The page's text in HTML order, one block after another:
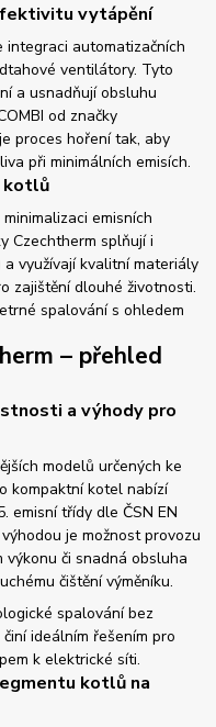
vytápění
automatizačních
ventilátory. Tyto
a usnadňují obsluhu
od značky
proces hoření tak, aby
při minimálních emisích.
kotlů
emisních
Czechtherm splňují i
využívají kvalitní materiály
zajištění dlouhé životnosti.
spalování s ohledem
– přehled
a výhody pro
modelů určených ke
kompaktní kotel nabízí
emisní třídy dle ČSN EN
je možnost provozu
výkonu či snadná obsluha
čištění výměníku.
spalování bez
ideálním řešením pro
k elektrické síti.
kotlů na